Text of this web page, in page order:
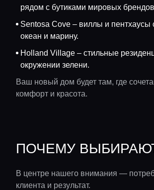
рядом с бутиками мировых
Sentosa Cove – виллы и пентхаусы
океан и марину.
Holland Village – стильные
окружении зелени.
Ваш новый дом будет там, где
комфорт и красота.
ПОЧЕМУ
В центре нашего внимания —
клиента и результат.